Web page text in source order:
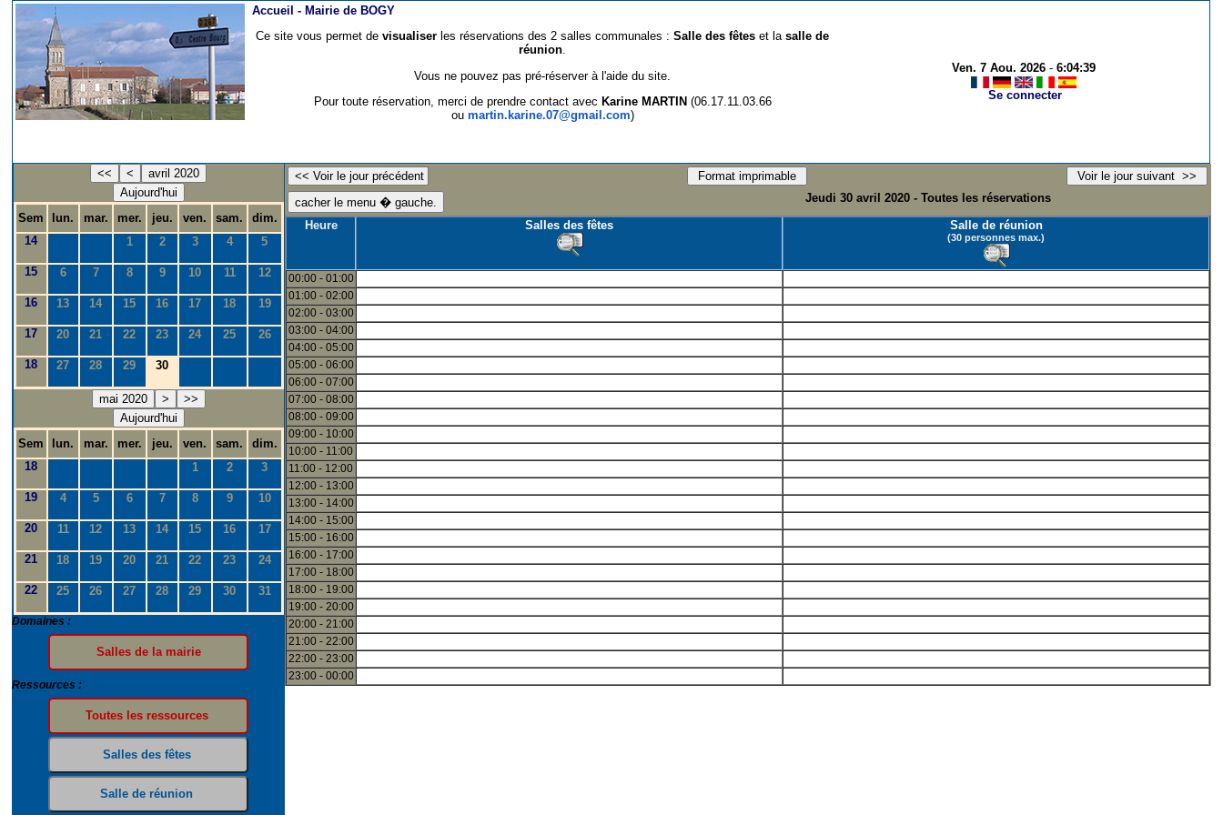
Accueil - Mairie de BOGY
Ce site vous permet devisualiser les réservations des 2 salles communales :Salle des fêtes et lasalle de
réunion.
Vous ne pouvez pas pré-réserver à l'aide du site.
Pour toute réservation, merci de prendre contact avec Karine MARTIN (06.17.11.03.66
ou martin.karine.07@gmail.com)
Ven. 7 Aou. 2026- 6:04:39
Se connecter
<< <
avril 2020
Aujourd'hui
Sem
lun. mar. mer. jeu. ven. sam.
dim.
14
1 2 3 4 5
15 6 7 8 9 10 11 12
16 13 14 15 16 17 18 19
17 20 21 22 23 24 25 26
18 27 28 29 30
mai 2020 >
>>
Aujourd'hui
Sem
lun. mar. mer. jeu. ven. sam.
dim.
18
1 2 3
19 4 5 6 7 8 9 10
20 11 12 13 14 15 16 17
21 18 19 20 21 22 23 24
22 25 26 27 28 29 30 31
Domaines :
Ressources :
Jeudi 30 avril 2020 - Toutes les réservations
Heure
Salles des fêtes Salle de réunion
(30 personnes max.)
00:00 - 01:00
01:00 - 02:00
02:00 - 03:00
03:00 - 04:00
04:00 - 05:00
05:00 - 06:00
06:00 - 07:00
07:00 - 08:00
08:00 - 09:00
09:00 - 10:00
10:00 - 11:00
11:00 - 12:00
12:00 - 13:00
13:00 - 14:00
14:00 - 15:00
15:00 - 16:00
16:00 - 17:00
17:00 - 18:00
18:00 - 19:00
19:00 - 20:00
20:00 - 21:00
21:00 - 22:00
22:00 - 23:00
23:00 - 00:00